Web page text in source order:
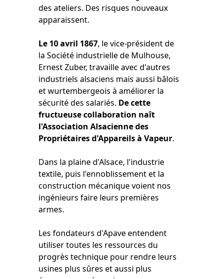
des ateliers. Des risques nouveaux
apparaissent.
Le 10 avril 1867, le vice-président de
la Société industrielle de Mulhouse,
Ernest Zuber, travaille avec d'autres
industriels alsaciens mais aussi bâlois
et wurtembergeois à améliorer la
sécurité des salariés. De cette
fructueuse collaboration naît
l'Association Alsacienne des
Propriétaires d'Appareils à Vapeur.
Dans la plaine d'Alsace, l'industrie
textile, puis l'ennoblissement et la
construction mécanique voient nos
ingénieurs faire leurs premières
armes.
Les fondateurs d'Apave entendent
utiliser toutes les ressources du
progrès technique pour rendre leurs
usines plus sûres et aussi plus